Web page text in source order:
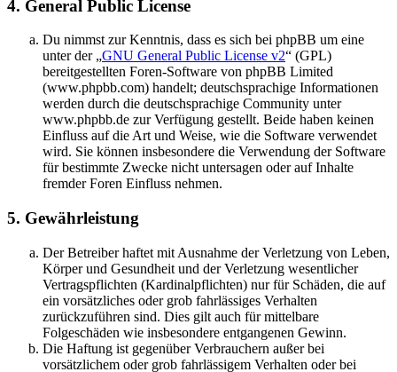
4. General Public License
Du nimmst zur Kenntnis, dass es sich bei phpBB um eine
unter der „GNU General Public License v2“ (GPL)
bereitgestellten Foren-Software von phpBB Limited
(www.phpbb.com) handelt; deutschsprachige Informationen
werden durch die deutschsprachige Community unter
www.phpbb.de zur Verfügung gestellt. Beide haben keinen
Einfluss auf die Art und Weise, wie die Software verwendet
wird. Sie können insbesondere die Verwendung der Software
für bestimmte Zwecke nicht untersagen oder auf Inhalte
fremder Foren Einfluss nehmen.
5. Gewährleistung
Der Betreiber haftet mit Ausnahme der Verletzung von Leben,
Körper und Gesundheit und der Verletzung wesentlicher
Vertragspflichten (Kardinalpflichten) nur für Schäden, die auf
ein vorsätzliches oder grob fahrlässiges Verhalten
zurückzuführen sind. Dies gilt auch für mittelbare
Folgeschäden wie insbesondere entgangenen Gewinn.
Die Haftung ist gegenüber Verbrauchern außer bei
vorsätzlichem oder grob fahrlässigem Verhalten oder bei